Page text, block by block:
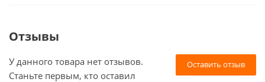
Отзывы
Оставить отзыв
У данного товара нет отзывов.
Станьте первым, кто оставил